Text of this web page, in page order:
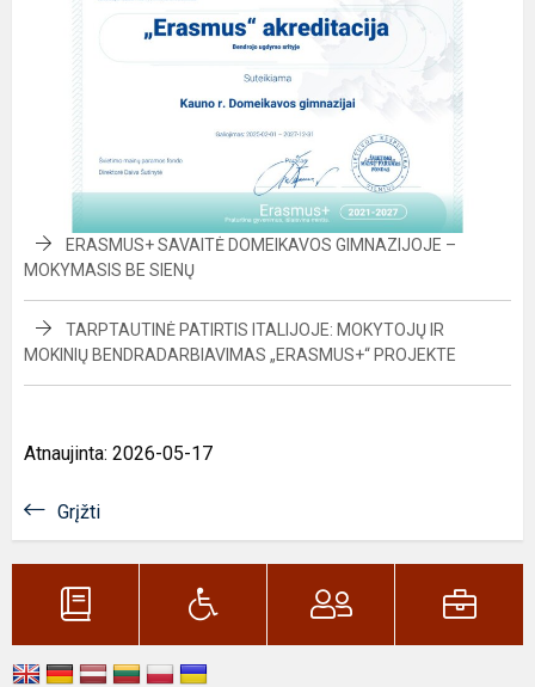
ERASMUS+ SAVAITĖ DOMEIKAVOS GIMNAZIJOJE –
MOKYMASIS BE SIENŲ
TARPTAUTINĖ PATIRTIS ITALIJOJE: MOKYTOJŲ IR
MOKINIŲ BENDRADARBIAVIMAS „ERASMUS+“ PROJEKTE
Atnaujinta: 2026-05-17
Grįžti